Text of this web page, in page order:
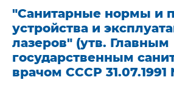
"Санитарные нормы и
устройства и
лазеров" (утв. Главным
государственным
врачом СССР 31.07.1991